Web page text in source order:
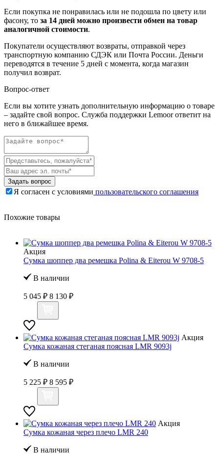
Если покупка не понравилась или не подошла по цвету или
фасону, то за 14 дней можно произвести обмен на товар
аналогичной стоимости.
Покупатели осуществляют возвраты, отправкой через
транспортную компанию СДЭК или Почта России. Деньги
переводятся в течение 5 дней с момента, когда магазин
получил возврат.
Вопрос-ответ
Если вы хотите узнать дополнительную информацию о товаре
– задайте свой вопрос. Служба поддержки Lemoor ответит на
него в ближайшее время.
Задать вопрос
Я согласен с условиями пользовательского соглашения
Похожие товары
Акция
Сумка шоппер два ремешка Polina & Eiterou W 9708-5
В наличии
5 045 ₽ 8 130 ₽
Акция
Сумка кожаная стеганая поясная LMR 9093j
В наличии
5 225 ₽ 8 595 ₽
Акция
Сумка кожаная через плечо LMR 240
В наличии